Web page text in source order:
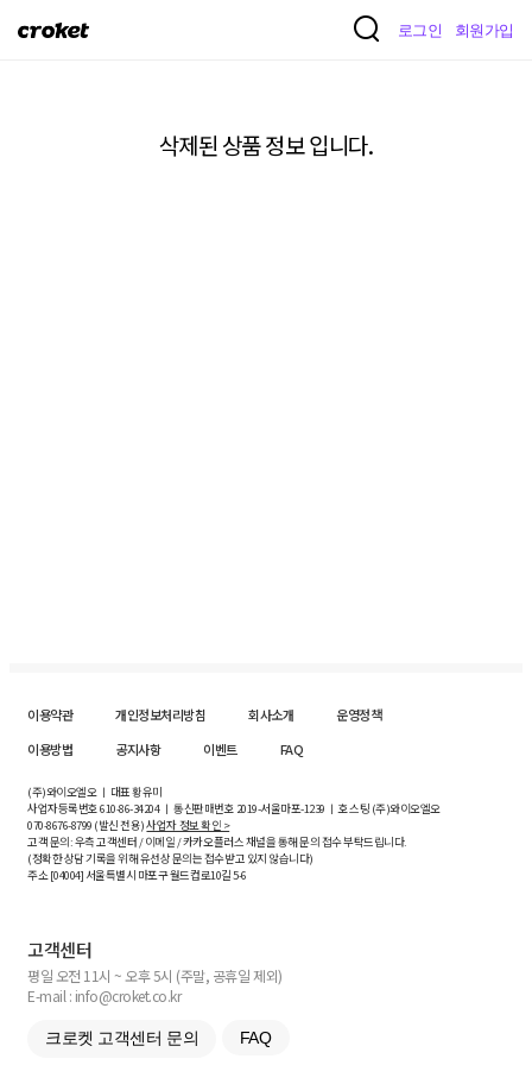
크
로그인 회원가입
삭제된 상품 정보 입니다.
이용약관 개인정보처리방침 회사소개
운영정책
이용방법
공지사항 이벤트 FAQ
(주)와이오엘오 ㅣ 대표 황유미
사업자등록번호610-86-34204ㅣ 통신판매번호 2019-서울마포-1239 ㅣ 호스팅 (주)와이오엘오
070-8676-8799 (발신 전용)사업자 정보 확인 >
고객 문의: 우측 고객센터 / 이메일 / 카카오플러스 채널을 통해 문의 접수 부탁드립니다.
(정확한 상담 기록을 위해 유선상 문의는 접수받고 있지 않습니다)
주소 [04004] 서울특별시 마포구 월드컵로10길5-6
고객센터
평일 오전 11시 ~ 오후 5시 (주말, 공휴일 제외)
E-mail : info@croket.co.kr
크로켓 고객센터 문의 FAQ